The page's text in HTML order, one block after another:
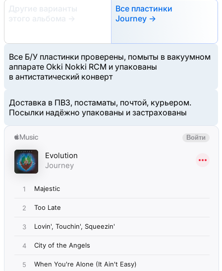
Другие варианты
этого альбома
→
Все пластинки
Journey →
Все Б/У пластинки проверены, помыты в вакуумном
аппарате Okki Nokki RCM и упакованы
в антистатический конверт
Доставка в ПВЗ, постаматы, почтой, курьером.
Посылки надёжно упакованы и застрахованы